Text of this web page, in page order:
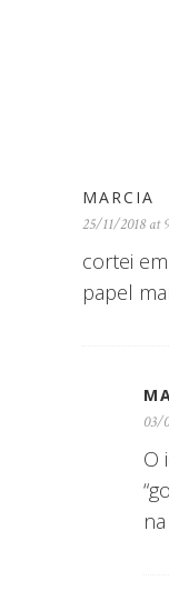
MARCIA
25/11/2018 at
cortei
papel
03/
O